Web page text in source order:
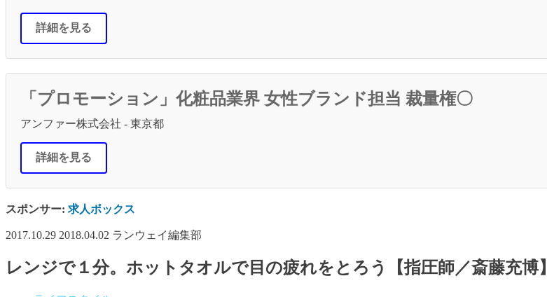
詳細を見る
「プロモーション」化粧品業界 女性ブランド担当 裁量権〇
アンファー株式会社 - 東京都
詳細を見る
スポンサー: 求人ボックス
2017.10.29 2018.04.02 ランウェイ編集部
レンジで１分。ホットタオルで目の疲れをとろう【指圧師／斎藤充博】